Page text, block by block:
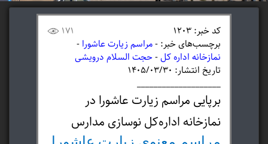
171
کد خبر: 1203
برچسب‌های خبر: -مراسم زیارت عاشورا-
نمازخانه اداره کل-حجت السلام درویشی
تاریخ انتشار: ۱۴۰۵/۰۳/۳۰
____________________
برپایی مراسم زیارت عاشورا در
نمازخانه اداره‌کل نوسازی مدارس